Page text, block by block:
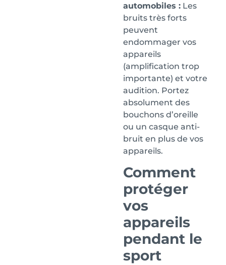
automobiles : Les
bruits très forts
peuvent
endommager vos
appareils
(amplification trop
importante) et votre
audition. Portez
absolument des
bouchons d’oreille
ou un casque anti-
bruit en plus de vos
appareils.
Comment
protéger
vos
appareils
pendant le
sport